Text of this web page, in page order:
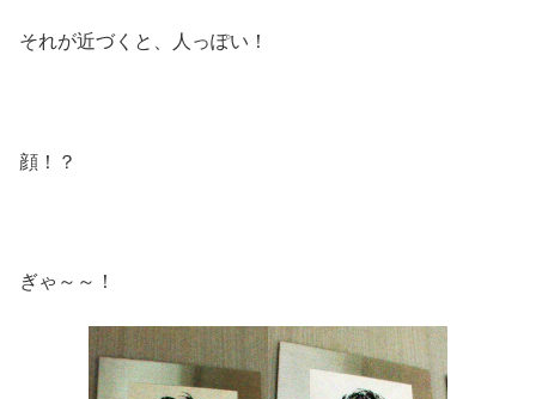
それが近づくと、人っぽい！
顔！？
ぎゃ～～！